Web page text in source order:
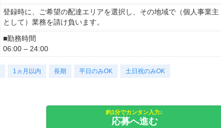
登録時に、ご希望の配達エリアを選択し、その地域で（個人事業主
として）業務を請け負います。
■勤務時間
06:00 – 24:00
1ヵ月以内 長期 平日のみOK 土日祝のみOK
約1分でカンタン入力♪
応募へ進む